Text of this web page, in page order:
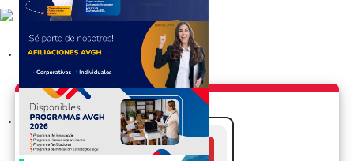
DIPLOMADOS AVGH: RRHH, ATRACCIÓN Y SELECCIÓN,
COMPENSACIÓN 2024
AFILIACIÓN AVGH 2024